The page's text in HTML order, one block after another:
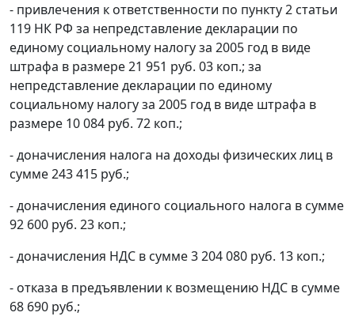
- привлечения к ответственности по пункту 2 статьи
119 НК РФ за непредставление декларации по
единому социальному налогу за 2005 год в виде
штрафа в размере 21 951 руб. 03 коп.; за
непредставление декларации по единому
социальному налогу за 2005 год в виде штрафа в
размере 10 084 руб. 72 коп.;
- доначисления налога на доходы физических лиц в
сумме 243 415 руб.;
- доначисления единого социального налога в сумме
92 600 руб. 23 коп.;
- доначисления НДС в сумме 3 204 080 руб. 13 коп.;
- отказа в предъявлении к возмещению НДС в сумме
68 690 руб.;